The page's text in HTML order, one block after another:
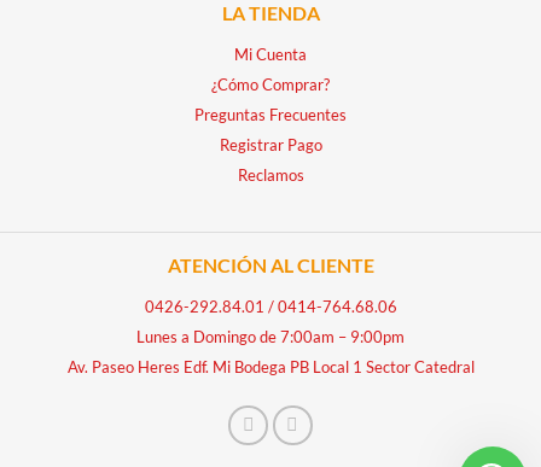
LA TIENDA
Mi Cuenta
¿Cómo Comprar?
Preguntas Frecuentes
Registrar Pago
Reclamos
ATENCIÓN AL CLIENTE
0426-292.84.01 /0414-764.68.06
Lunes a Domingo de 7:00am – 9:00pm
Av. Paseo Heres Edf. Mi Bodega PB Local 1 Sector Catedral